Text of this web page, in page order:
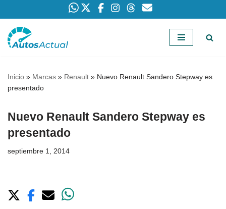
Saltar
Inicio » Marcas » Renault » Nuevo Renault Sandero Stepway es
presentado
Nuevo Renault Sandero Stepway es
presentado
septiembre 1, 2014